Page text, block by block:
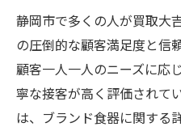
静岡市で多くの人が買取大
の圧倒的な顧客満足度と信
顧客一人一人のニーズに応
寧な接客が高く評価されて
は、ブランド食器に関する